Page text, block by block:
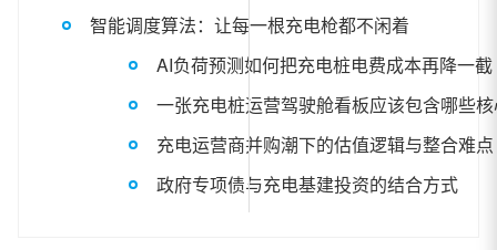
智能调度算法：让每一根充电枪都不闲着
AI负荷预测如何把充电桩电费成本再降一截
一张充电桩运营驾驶舱看板应该包含哪些
充电运营商并购潮下的估值逻辑与整合难点
政府专项债与充电基建投资的结合方式